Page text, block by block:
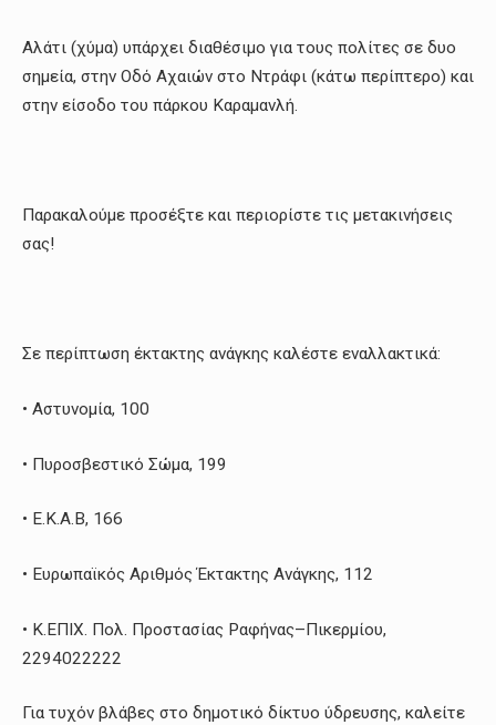
Αλάτι (χύμα) υπάρχει διαθέσιμο για τους πολίτες σε δυο
σημεία, στην Οδό Αχαιών στο Ντράφι (κάτω περίπτερο) και
στην είσοδο του πάρκου Καραμανλή.
Παρακαλούμε προσέξτε και περιορίστε τις μετακινήσεις
σας!
Σε περίπτωση έκτακτης ανάγκης καλέστε εναλλακτικά:
• Αστυνομία, 100
• Πυροσβεστικό Σώμα, 199
• Ε.Κ.Α.Β, 166
• Ευρωπαϊκός Αριθμός Έκτακτης Ανάγκης, 112
• Κ.ΕΠΙΧ. Πολ. Προστασίας Ραφήνας–Πικερμίου,
2294022222
Για τυχόν βλάβες στο δημοτικό δίκτυο ύδρευσης, καλείτε